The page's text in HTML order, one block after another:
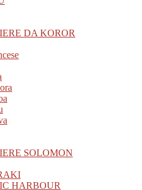
DA KOROR
SOLOMON
HARBOUR